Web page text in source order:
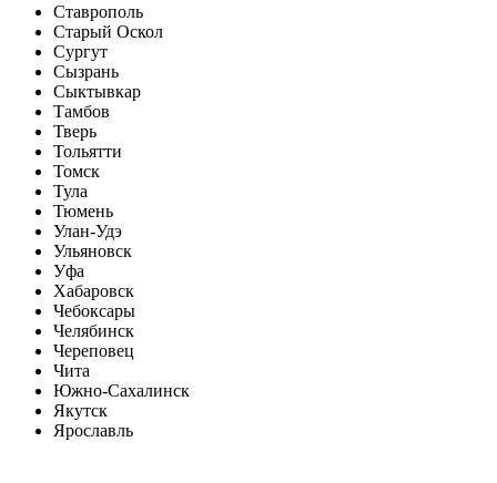
Ставрополь
Старый Оскол
Сургут
Сызрань
Сыктывкар
Тамбов
Тверь
Тольятти
Томск
Тула
Тюмень
Улан-Удэ
Ульяновск
Уфа
Хабаровск
Чебоксары
Челябинск
Череповец
Чита
Южно-Сахалинск
Якутск
Ярославль